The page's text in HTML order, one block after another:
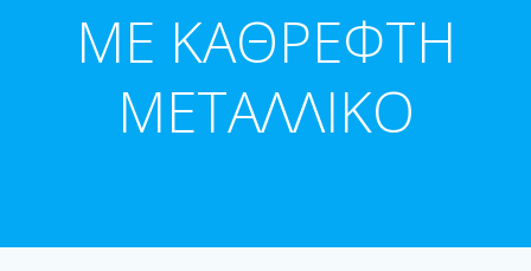
ΜΕ ΚΑΘΡΕΦΤΗ
ΜΕΤΑΛΛΙΚΟ